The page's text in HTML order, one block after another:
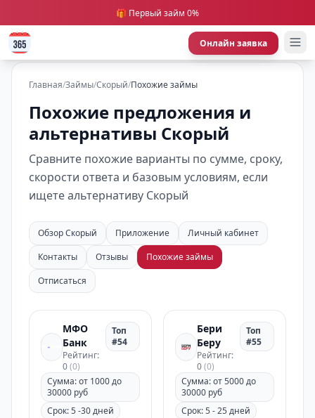
🎁 Первый займ 0%
Онлайн заявка
Главная/Займы/Скорый/Похожие займы
Похожие предложения и
альтернативы Скорый
Сравните похожие варианты по сумме, сроку,
скорости ответа и базовым условиям, если
ищете альтернативу Скорый
Обзор Скорый Приложение
Личный кабинет
Контакты
Отзывы
Похожие займы
Отписаться
МФО
Банк
Рейтинг:
0(0)
Топ
#54
Сумма: от 1000 до
30000 руб
Срок: 5 -30 дней
Бери
Беру
Рейтинг:
0(0)
Топ
#55
Сумма: от 5000 до
30000 руб
Срок: 5 - 25 дней